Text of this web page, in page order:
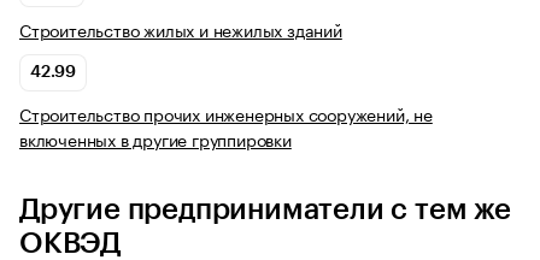
Строительство жилых и нежилых зданий
42.99
Строительство прочих инженерных сооружений, не
включенных в другие группировки
Другие предприниматели с тем же
ОКВЭД